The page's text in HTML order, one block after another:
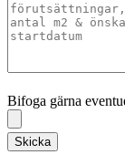
Bifoga gärna
Skicka